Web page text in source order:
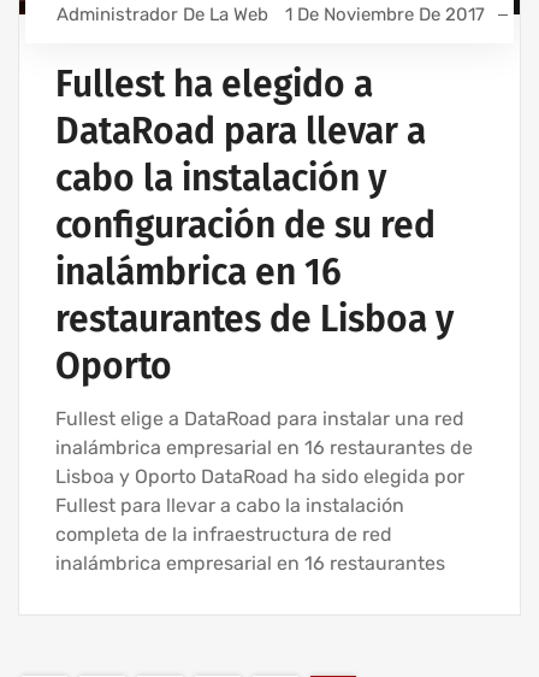
Administrador De La Web 1 De Noviembre De 2017
Fullest ha elegido a
DataRoad para llevar a
cabo la instalación y
configuración de su red
inalámbrica en 16
restaurantes de Lisboa y
Oporto
Fullest elige a DataRoad para instalar una red
inalámbrica empresarial en 16 restaurantes de
Lisboa y Oporto DataRoad ha sido elegida por
Fullest para llevar a cabo la instalación
completa de la infraestructura de red
inalámbrica empresarial en 16 restaurantes